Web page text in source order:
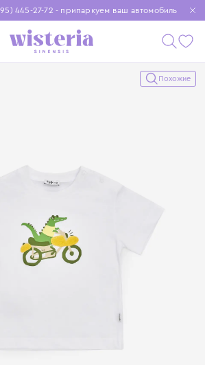
445-27-72 - припаркуем ваш автомобиль
доставка при заказе от 15 000 ₽
чтобы покупки были еще удобнее
Похожие